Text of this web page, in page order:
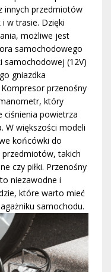
innych przedmiotów
w trasie. Dzięki
możliwe jest
samochodowego
samochodowej (12V)
gniazdka
przenośny
który
ciśnienia powietrza
W większości modeli
końcówki do
takich
czy piłki. Przenośny
niezawodne i
które warto mieć
samochodu.